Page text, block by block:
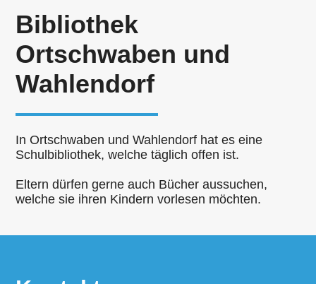
Bibliothek
Ortschwaben und
Wahlendorf
In Ortschwaben und Wahlendorf hat es eine
Schulbibliothek, welche täglich offen ist.
Eltern dürfen gerne auch Bücher aussuchen,
welche sie ihren Kindern vorlesen möchten.